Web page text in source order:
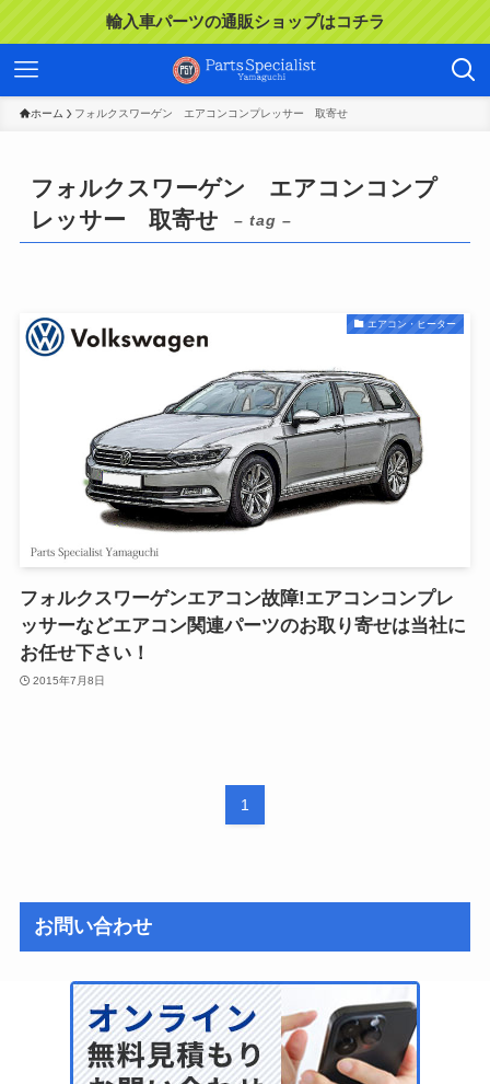
輸入車パーツの通販ショップはコチラ
ホーム フォルクスワーゲン エアコンコンプレッサー 取寄せ
フォルクスワーゲン エアコンコンプ
レッサー 取寄せ
– tag –
エアコン・ヒーター
フォルクスワーゲンエアコン故障!エアコンコンプレ
ッサーなどエアコン関連パーツのお取り寄せは当社に
お任せ下さい！
2015年7月8日
1
お問い合わせ